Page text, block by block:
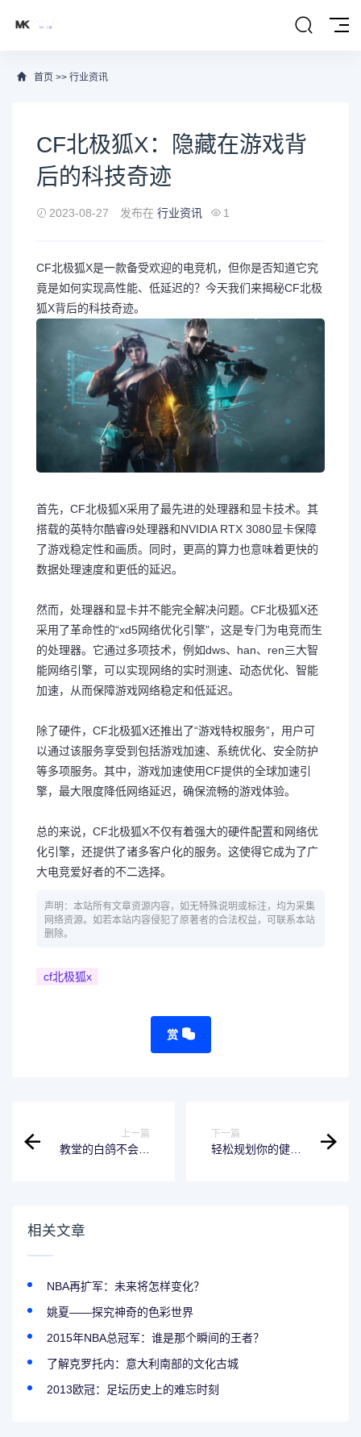
首页 >> 行业资讯
CF北极狐X：隐藏在游戏背
后的科技奇迹
2023-08-27 发布在 行业资讯 1
CF北极狐X是一款备受欢迎的电竞机，但你是否知道它究
竟是如何实现高性能、低延迟的？今天我们来揭秘CF北极
狐X背后的科技奇迹。
首先，CF北极狐X采用了最先进的处理器和显卡技术。其
搭载的英特尔酷睿i9处理器和NVIDIA RTX 3080显卡保障
了游戏稳定性和画质。同时，更高的算力也意味着更快的
数据处理速度和更低的延迟。
然而，处理器和显卡并不能完全解决问题。CF北极狐X还
采用了革命性的“xd5网络优化引擎”，这是专门为电竞而生
的处理器。它通过多项技术，例如dws、han、ren三大智
能网络引擎，可以实现网络的实时测速、动态优化、智能
加速，从而保障游戏网络稳定和低延迟。
除了硬件，CF北极狐X还推出了“游戏特权服务”，用户可
以通过该服务享受到包括游戏加速、系统优化、安全防护
等多项服务。其中，游戏加速使用CF提供的全球加速引
擎，最大限度降低网络延迟，确保流畅的游戏体验。
总的来说，CF北极狐X不仅有着强大的硬件配置和网络优
化引擎，还提供了诸多客户化的服务。这使得它成为了广
大电竞爱好者的不二选择。
声明：本站所有文章资源内容，如无特殊说明或标注，均为采集
网络资源。如若本站内容侵犯了原著者的合法权益，可联系本站
删除。
cf北极狐x
赏
上一篇
教堂的白鸽不会亲
下一篇
轻松规划你的健康
相关文章
NBA再扩军：未来将怎样变化？
姚夏——探究神奇的色彩世界
2015年NBA总冠军：谁是那个瞬间的王者？
了解克罗托内：意大利南部的文化古城
2013欧冠：足坛历史上的难忘时刻